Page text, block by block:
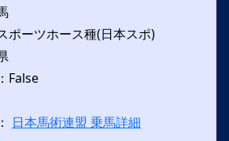
ポーツホース種(日本スポ)
False
日本馬術連盟 乗馬詳細